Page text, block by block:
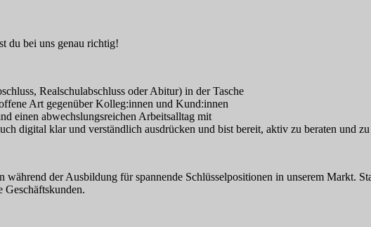
du bei uns genau richtig!
Realschulabschluss oder Abitur) in der Tasche
Art gegenüber Kolleg:innen und Kund:innen
einen abwechslungsreichen Arbeitsalltag mit
digital klar und verständlich ausdrücken und bist bereit, aktiv zu beraten und
der Ausbildung für spannende Schlüsselpositionen in unserem Markt.